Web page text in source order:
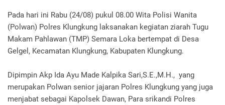
Pada hari ini Rabu (24/08) pukul 08.00 Wita Polisi Wanita
(Polwan) Polres Klungkung laksanakan kegiatan ziarah Tugu
Makam Pahlawan (TMP) Semara Loka bertempat di Desa
Gelgel, Kecamatan Klungkung, Kabupaten Klungkung.
Dipimpin Akp Ida Ayu Made Kalpika Sari,S.E.,M.H., yang
merupakan Polwan senior jajaran Polres Klungkung yang juga
menjabat sebagai Kapolsek Dawan, Para srikandi Polres